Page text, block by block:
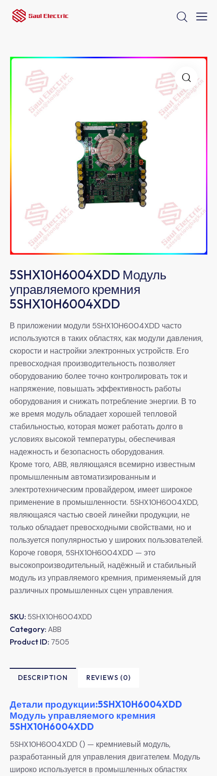
5SHX10H6004XDD Модуль
управляемого кремния
5SHX10H6004XDD
В приложении модули 5SHX10H6004XDD часто
используются в таких областях, как модули давления,
скорости и настройки электронных устройств. Его
превосходная производительность позволяет
оборудованию более точно контролировать ток и
напряжение, повышать эффективность работы
оборудования и снижать потребление энергии. В то
же время модуль обладает хорошей тепловой
стабильностью, которая может работать долго в
условиях высокой температуры, обеспечивая
надежность и безопасность оборудования.
Кроме того, ABB, являющаяся всемирно известным
промышленным автоматизированным и
электротехническим провайдером, имеет широкое
применение в промышленности. 5SHX10H6004XDD,
являющаяся частью своей линейки продукции, не
только обладает превосходными свойствами, но и
пользуется популярностью у широких пользователей.
Короче говоря, 5SHX10H6004XDD — это
высокопроизводительный, надёжный и стабильный
модуль из управляемого кремния, применяемый для
различных промышленных сцен управления.
SKU: 5SHX10H6004XDD
Category: ABB
Product ID: 7505
DESCRIPTION REVIEWS (0)
Детали продукции:5SHX10H6004XDD
Модуль управляемого кремния
5SHX10H6004XDD
5SHX10H6004XDD () — кремниевый модуль,
разработанный для управления двигателем. Модуль
широко используется в промышленных областях